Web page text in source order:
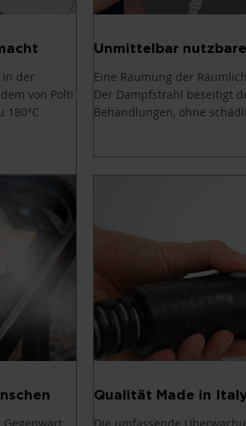
in der
von Polti
Unmittelbar
Eine Räumung der
Der Dampfstrahl beseitigt
Behandlungen, ohne
Gegenwart
Qualität Made in
Die umfassende